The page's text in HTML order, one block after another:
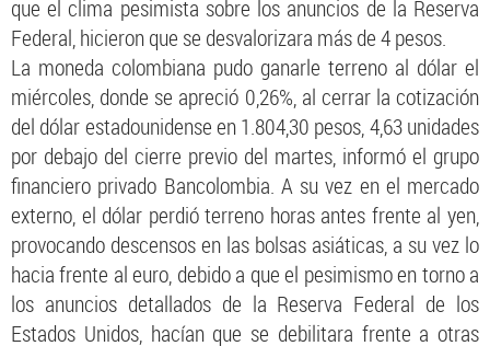
que el clima pesimista sobre los anuncios de la Reserva
Federal, hicieron que se desvalorizara más de 4 pesos.
La moneda colombiana pudo ganarle terreno al dólar el
miércoles, donde se apreció 0,26%, al cerrar la cotización
del dólar estadounidense en 1.804,30 pesos, 4,63 unidades
por debajo del cierre previo del martes, informó el grupo
financiero privado Bancolombia. A su vez en el mercado
externo, el dólar perdió terreno horas antes frente al yen,
provocando descensos en las bolsas asiáticas, a su vez lo
hacia frente al euro, debido a que el pesimismo en torno a
los anuncios detallados de la Reserva Federal de los
Estados Unidos, hacían que se debilitara frente a otras